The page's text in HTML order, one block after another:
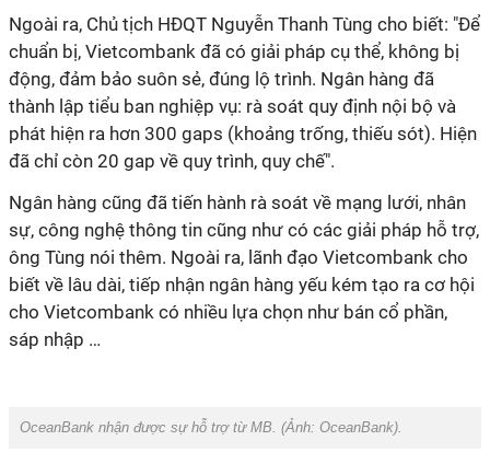
Ngoài ra, Chủ tịch HĐQT Nguyễn Thanh Tùng cho biết: "Để
chuẩn bị, Vietcombank đã có giải pháp cụ thể, không bị
động, đảm bảo suôn sẻ, đúng lộ trình. Ngân hàng đã
thành lập tiểu ban nghiệp vụ: rà soát quy định nội bộ và
phát hiện ra hơn 300 gaps (khoảng trống, thiếu sót). Hiện
đã chỉ còn 20 gap về quy trình, quy chế".
Ngân hàng cũng đã tiến hành rà soát về mạng lưới, nhân
sự, công nghệ thông tin cũng như có các giải pháp hỗ trợ,
ông Tùng nói thêm. Ngoài ra, lãnh đạo Vietcombank cho
biết về lâu dài, tiếp nhận ngân hàng yếu kém tạo ra cơ hội
cho Vietcombank có nhiều lựa chọn như bán cổ phần,
sáp nhập …
OceanBank nhận được sự hỗ trợ từ MB. (Ảnh: OceanBank).